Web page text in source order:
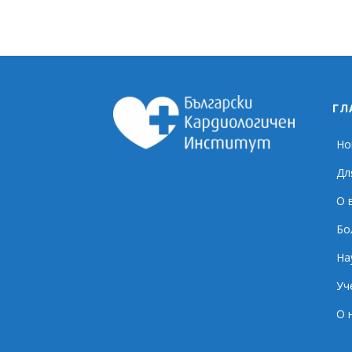
О
О